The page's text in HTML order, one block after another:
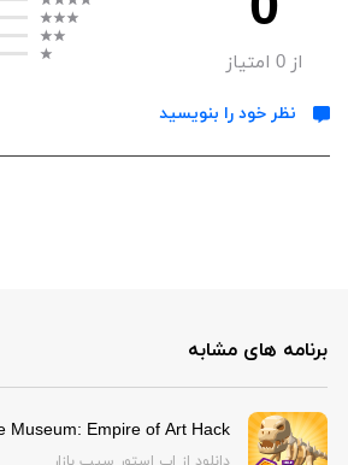
از0 امتیاز
نظر خود را بنویسید
برنامه های مشابه